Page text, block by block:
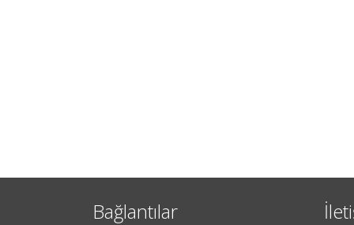
Bağlantılar